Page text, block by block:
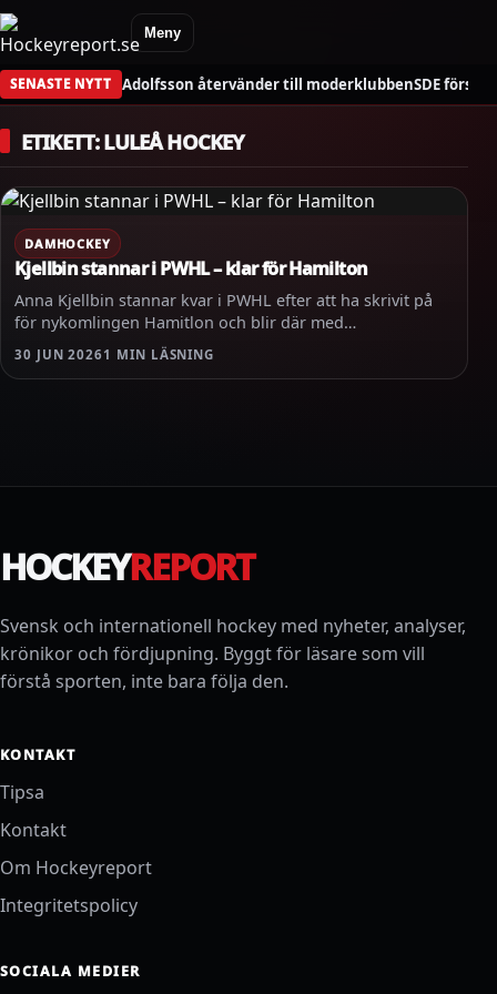
Meny
SENASTE NYTT Adolfsson återvänder till moderklubbenSDE
ETIKETT:LULEÅ HOCKEY
DAMHOCKEY
Kjellbin stannar i PWHL – klar för Hamilton
Anna Kjellbin stannar kvar i PWHL efter att ha skrivit på
för nykomlingen Hamitlon och blir där med…
30 JUN 2026 1 MIN LÄSNING
HOCKEYREPORT
Svensk och internationell hockey med nyheter, analyser,
krönikor och fördjupning. Byggt för läsare som vill
förstå sporten, inte bara följa den.
KONTAKT
Tipsa
Kontakt
Om Hockeyreport
Integritetspolicy
SOCIALA MEDIER